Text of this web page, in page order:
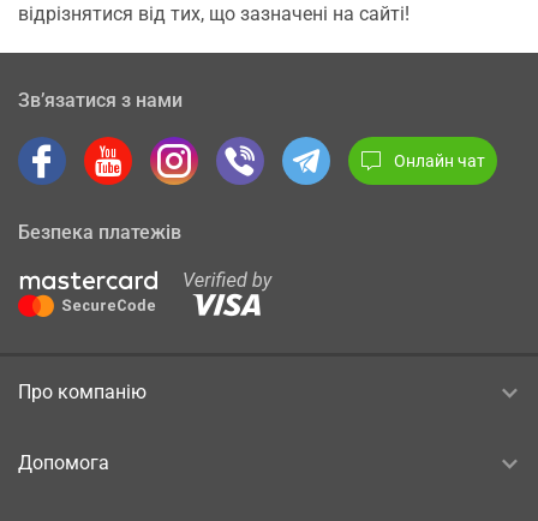
відрізнятися від тих, що зазначені на сайті!
Зв’язатися з нами
Онлайн чат
Безпека платежів
Про компанію
Допомога